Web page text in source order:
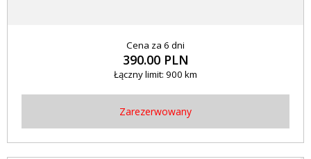
Cena za 6 dni
390.00 PLN
Łączny limit: 900 km
Zarezerwowany